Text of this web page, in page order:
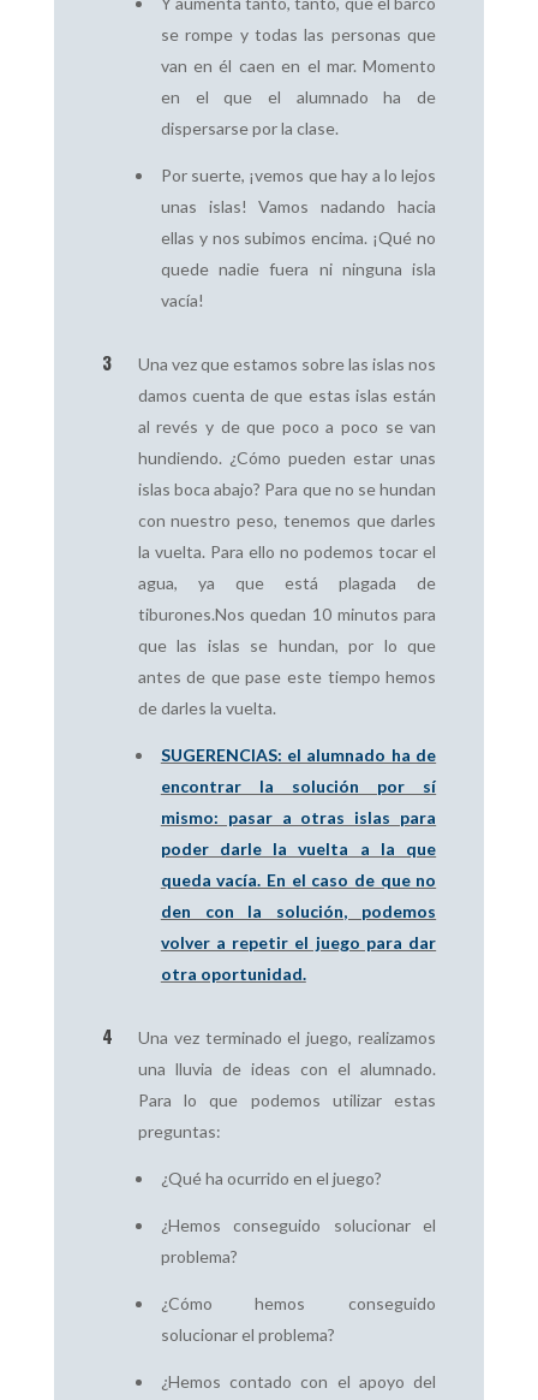
se rompe y todas las personas que
van en él caen en el mar. Momento
en el que el alumnado ha de
dispersarse por la clase.
Por suerte, ¡vemos que hay a lo lejos
unas islas! Vamos nadando hacia
ellas y nos subimos encima. ¡Qué no
quede nadie fuera ni ninguna isla
vacía!
Una vez que estamos sobre las islas nos
damos cuenta de que estas islas están
al revés y de que poco a poco se van
hundiendo. ¿Cómo pueden estar unas
islas boca abajo? Para que no se hundan
con nuestro peso, tenemos que darles
la vuelta. Para ello no podemos tocar el
agua, ya que está plagada de
tiburones.Nos quedan 10 minutos para
que las islas se hundan, por lo que
antes de que pase este tiempo hemos
de darles la vuelta.
SUGERENCIAS: el alumnado ha de
encontrar la solución por sí
mismo: pasar a otras islas para
poder darle la vuelta a la que
queda vacía. En el caso de que no
den con la solución, podemos
volver a repetir el juego para dar
otra oportunidad.
Una vez terminado el juego, realizamos
una lluvia de ideas con el alumnado.
Para lo que podemos utilizar estas
preguntas:
¿Qué ha ocurrido en el juego?
¿Hemos conseguido solucionar el
problema?
¿Cómo hemos conseguido
solucionar el problema?
¿Hemos contado con el apoyo del